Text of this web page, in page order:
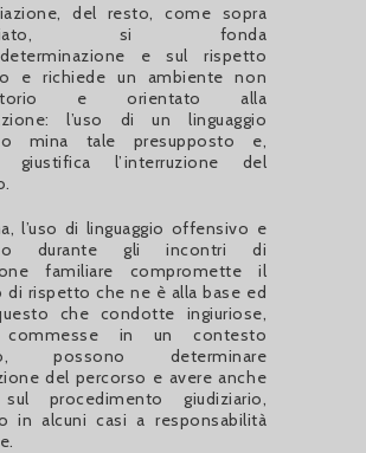
del resto, come sopra
si fonda
e sul rispetto
e richiede un ambiente non
e orientato alla
l’uso di un linguaggio
mina tale presupposto e,
giustifica l’interruzione del
l’uso di linguaggio offensivo e
durante gli incontri di
familiare compromette il
di rispetto che ne è alla base ed
che condotte ingiuriose,
commesse in un contesto
possono determinare
del percorso e avere anche
procedimento giudiziario,
in alcuni casi a responsabilità